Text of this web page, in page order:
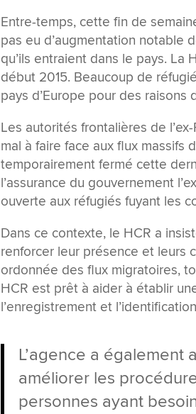
Entre-temps, cette fin de
pas eu d’augmentation notable
qu’ils entraient dans le pays. La
début 2015. Beaucoup de
pays d’Europe pour des raisons
Les autorités frontalières de
mal à faire face aux flux
temporairement fermé cette
l’assurance du gouvernement
ouverte aux réfugiés fuyant les
Dans ce contexte, le HCR a
renforcer leur présence et leurs
ordonnée des flux migratoires,
HCR est prêt à aider à établir
l’enregistrement et
L’agence a
améliorer les
personnes ayant